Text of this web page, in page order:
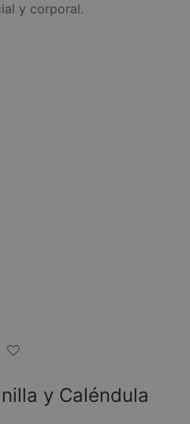
y corporal.
y Caléndula